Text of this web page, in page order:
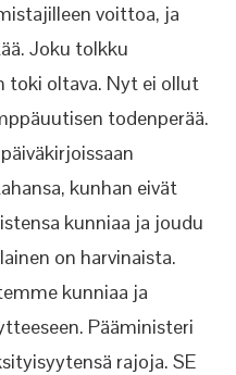
voittoa, ja
Joku tolkku
toki oltava. Nyt ei ollut
todenperää.
kunhan eivät
kunniaa ja joudu
on harvinaista.
kunniaa ja
Pääministeri
rajoja. SE